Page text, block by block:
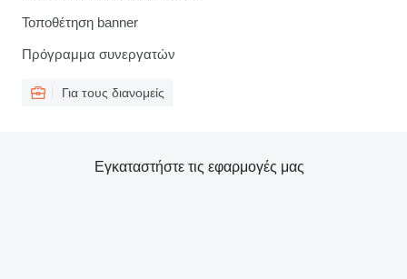
Τοποθέτηση banner
Πρόγραμμα συνεργατών
Για τους διανομείς
Εγκαταστήστε τις εφαρμογές μας